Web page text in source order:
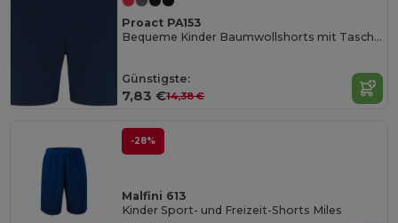
Proact PA153
Bequeme Kinder Baumwollshorts mit Taschen
Günstigste:
7,83 €14,38 €
-28%
Malfini 613
Kinder Sport- und Freizeit-Shorts Miles